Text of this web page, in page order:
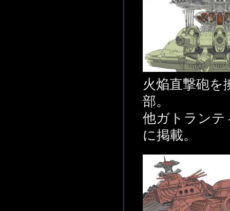
火焔直撃砲を
部。
他ガトランテ
に掲載。